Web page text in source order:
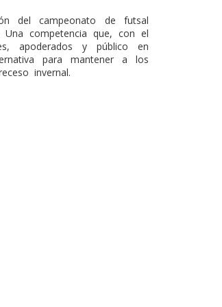
del campeonato de futsal
Una competencia que, con el
apoderados y público en
para mantener a los
invernal.